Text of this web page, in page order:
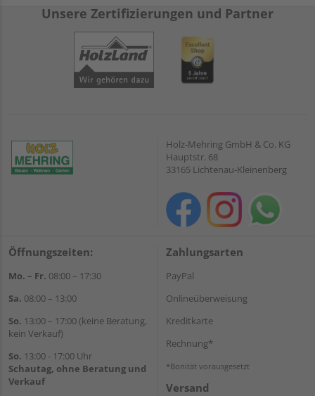
Unsere Zertifizierungen und Partner
Holz-Mehring GmbH & Co. KG
Hauptstr. 68
33165 Lichtenau-Kleinenberg
Öffnungszeiten:
Mo. – Fr. 08:00 – 17:30
Sa. 08:00 – 13:00
So. 13:00 – 17:00 (keine Beratung,
kein Verkauf)
So. 13:00 - 17:00 Uhr
Schautag, ohne Beratung und
Verkauf
Zahlungsarten
PayPal
Onlineüberweisung
Kreditkarte
Rechnung*
*Bonität vorausgesetzt
Versand